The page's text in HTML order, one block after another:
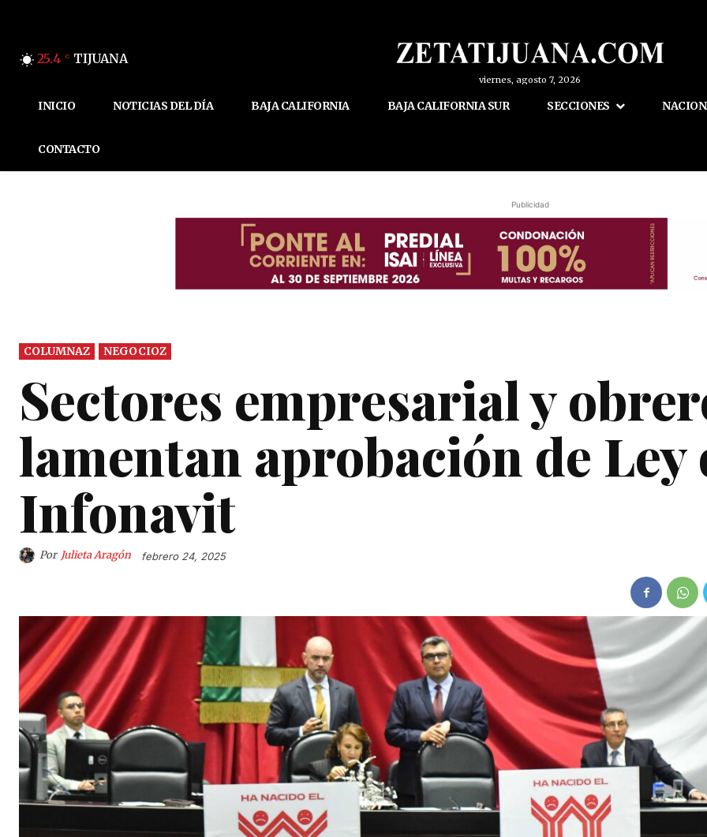
25.4 C TIJUANA
viernes, agosto 7, 2026
INICIO NOTICIAS DEL DÍA BAJA CALIFORNIA BAJA CALIFORNIA SUR SECCIONES
CONTACTO
Publicidad
COLUMNAZ NEGOCIOZ
Sectores empresarial y
lamentan aprobación de Ley
Infonavit
Por Julieta Aragón febrero 24, 2025